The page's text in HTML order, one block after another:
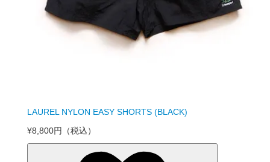
LAUREL NYLON EASY SHORTS (BLACK)
¥8,800円
（税込）